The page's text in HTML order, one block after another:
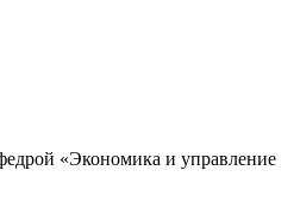
«Экономика и управление